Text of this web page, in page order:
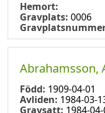
Hemort:
Gravplats: 0006
Abrahamsson,
Född: 1909-04-01
Avliden: 1984-03-
Gravsatt: 1984-